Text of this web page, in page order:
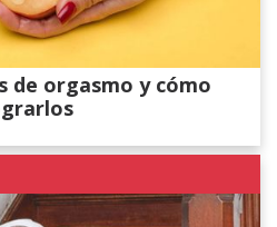
de orgasmo y cómo